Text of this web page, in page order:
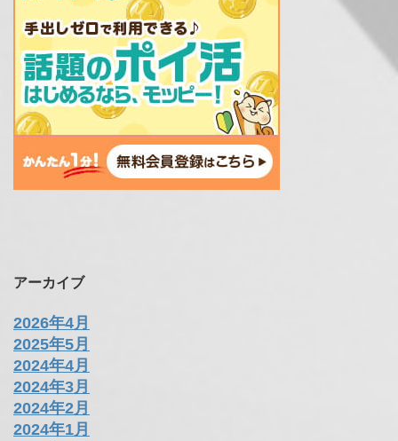
アーカイブ
2026年4月
2025年5月
2024年4月
2024年3月
2024年2月
2024年1月